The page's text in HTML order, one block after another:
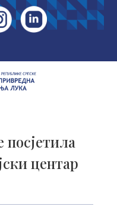
посјетила
центар